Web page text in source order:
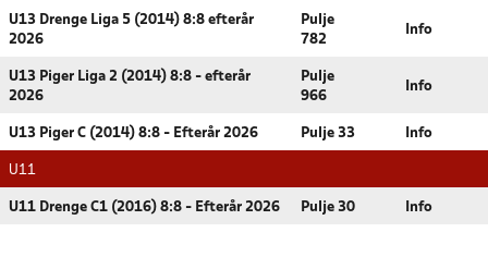
U13 Drenge Liga 5 (2014) 8:8 efterår
2026
Pulje
782
Info
U13 Piger Liga 2 (2014) 8:8 - efterår
2026
Pulje
966
Info
U13 Piger C (2014) 8:8 - Efterår 2026 Pulje 33 Info
U11
U11 Drenge C1 (2016) 8:8 - Efterår 2026 Pulje 30 Info